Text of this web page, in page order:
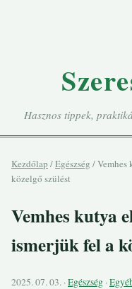
Hasznos tippek,
Kezdőlap /Egészség /Vemhes
közelgő szülést
Vemhes kutya
ismerjük fel a
2025. 07. 03. ·Egészség ·